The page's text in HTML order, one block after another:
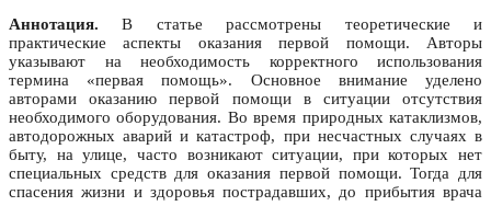
Аннотация. В статье рассмотрены теоретические и
практические аспекты оказания первой помощи. Авторы
указывают на необходимость корректного использования
термина «первая помощь». Основное внимание уделено
авторами оказанию первой помощи в ситуации отсутствия
необходимого оборудования. Во время природных катаклизмов,
автодорожных аварий и катастроф, при несчастных случаях в
быту, на улице, часто возникают ситуации, при которых нет
специальных средств для оказания первой помощи. Тогда для
спасения жизни и здоровья пострадавших, до прибытия врача